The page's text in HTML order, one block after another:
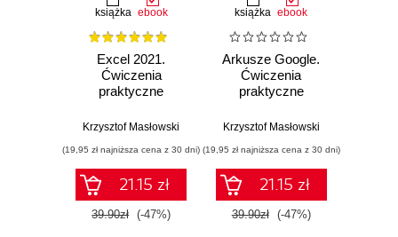
książka ebook
Excel 2021.
Ćwiczenia
praktyczne
Krzysztof Masłowski
(19,95 zł najniższa cena z 30 dni)
21.15 zł
39.90zł (-47%)
książka ebook
Arkusze Google.
Ćwiczenia
praktyczne
Krzysztof Masłowski
(19,95 zł najniższa cena z 30 dni)
21.15 zł
39.90zł (-47%)